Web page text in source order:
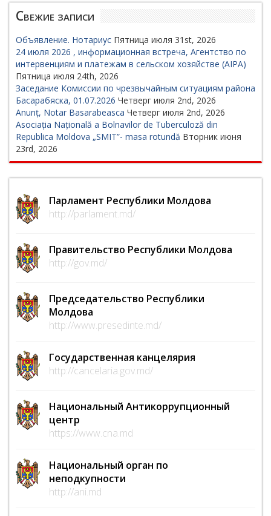
Свежие записи
Объявление. Нотариус Пятница июля 31st, 2026
24 июля 2026 , информационная встреча, Агентство по
интервенциям и платежам в сельском хозяйстве (AIPA)
Пятница июля 24th, 2026
Заседание Комиссии по чрезвычайным ситуациям района
Басарабяска, 01.07.2026 Четверг июля 2nd, 2026
Anunț, Notar Basarabeasca Четверг июля 2nd, 2026
Asociația Națională a Bolnavilor de Tuberculoză din
Republica Moldova „SMIT”- masa rotundă Вторник июня
23rd, 2026
Парламент Республики Молдова
http://parlament.md/
Правительство Республики Молдова
http://gov.md/
Председательство Республики
Молдова
http://www.presedinte.md/
Государственная канцелярия
http://cancelaria.gov.md/
Национальный Антикоррупционный
центр
https://www.cna.md
Национальный орган по
неподкупности
http://ani.md